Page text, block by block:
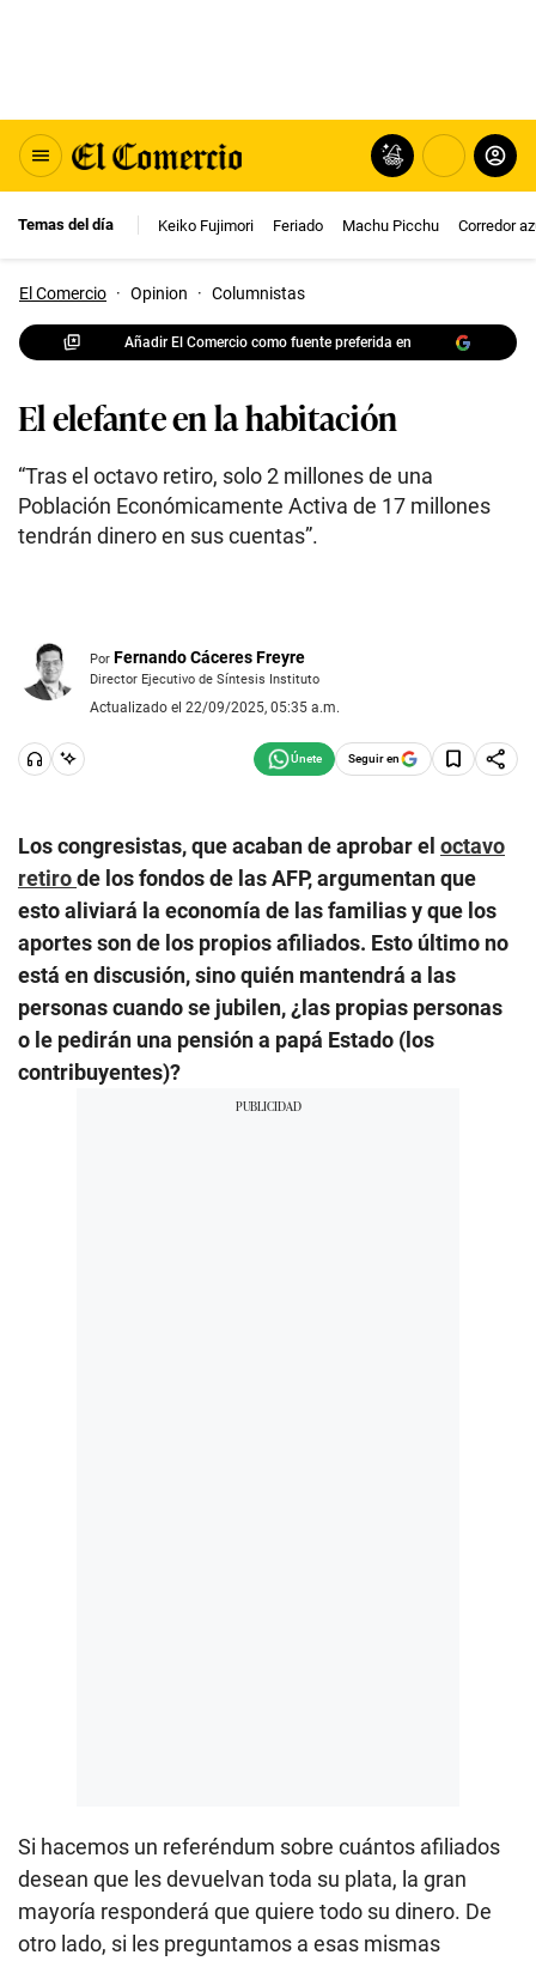
Temas del día Keiko Fujimori Feriado Machu Picchu Corredor
El Comercio · Opinion · Columnistas
Añadir El Comercio como fuente preferida en
El elefante en la habitación
“Tras el octavo retiro, solo 2 millones de una
Población Económicamente Activa de 17 millones
tendrán dinero en sus cuentas”.
Por Fernando Cáceres Freyre
Director Ejecutivo de Síntesis Instituto
Actualizado el 22/09/2025, 05:35 a.m.
Seguir en
Los congresistas, que acaban de aprobar el octavo
retirode los fondos de las AFP, argumentan que
esto aliviará la economía de las familias y que los
aportes son de los propios afiliados. Esto último no
está en discusión, sino quién mantendrá a las
personas cuando se jubilen, ¿las propias personas
o le pedirán una pensión a papá Estado (los
contribuyentes)?
Si hacemos un referéndum sobre cuántos afiliados
desean que les devuelvan toda su plata, la gran
mayoría responderá que quiere todo su dinero. De
otro lado, si les preguntamos a esas mismas